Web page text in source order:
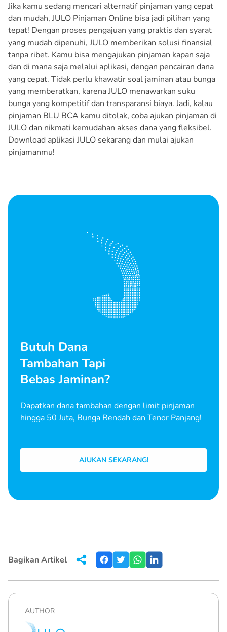
Jika kamu sedang mencari alternatif pinjaman yang cepat
dan mudah, JULO Pinjaman Online bisa jadi pilihan yang
tepat! Dengan proses pengajuan yang praktis dan syarat
yang mudah dipenuhi, JULO memberikan solusi finansial
tanpa ribet. Kamu bisa mengajukan pinjaman kapan saja
dan di mana saja melalui aplikasi, dengan pencairan dana
yang cepat. Tidak perlu khawatir soal jaminan atau bunga
yang memberatkan, karena JULO menawarkan suku
bunga yang kompetitif dan transparansi biaya. Jadi, kalau
pinjaman BLU BCA kamu ditolak, coba ajukan pinjaman di
JULO dan nikmati kemudahan akses dana yang fleksibel.
Download aplikasi JULO sekarang dan mulai ajukan
pinjamanmu!
Butuh Dana
Tambahan Tapi
Bebas Jaminan?
Dapatkan dana tambahan dengan limit pinjaman
hingga 50 Juta, Bunga Rendah dan Tenor Panjang!
AJUKAN SEKARANG!
Bagikan Artikel
AUTHOR